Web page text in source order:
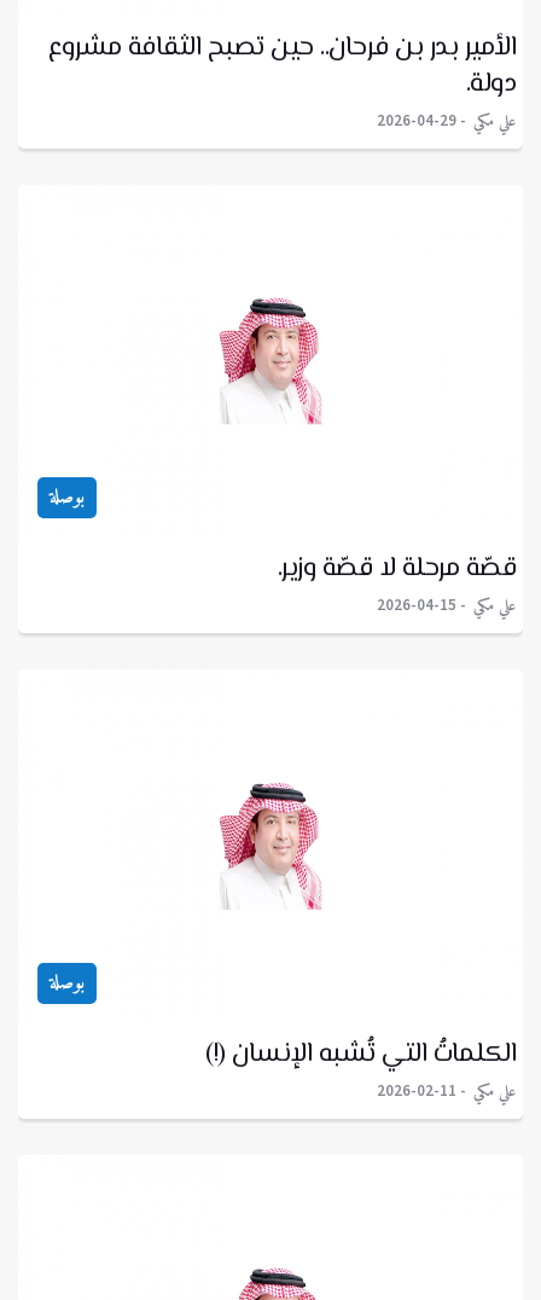
الأمير بدر بن فرحان.. حين تصبح الثقافة مشروع
دولة.
علي مكي 2026-04-29
بوصلة
قصّة مرحلة لا قصّة وزير.
علي مكي 2026-04-15
بوصلة
الكلماتُ التي تُشبه الإنسان (!)
علي مكي 2026-02-11